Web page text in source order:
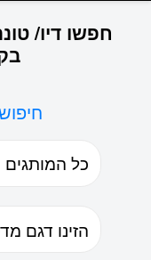
חפשו דיו/